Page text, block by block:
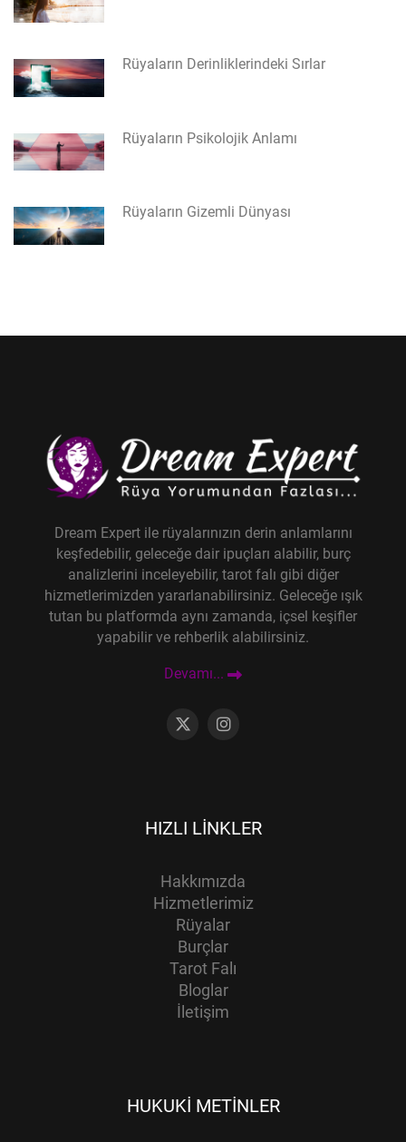
Rüyaların Derinliklerindeki Sırlar
Rüyaların Psikolojik Anlamı
Rüyaların Gizemli Dünyası
Dream Expert ile rüyalarınızın derin anlamlarını
keşfedebilir, geleceğe dair ipuçları alabilir, burç
analizlerini inceleyebilir, tarot falı gibi diğer
hizmetlerimizden yararlanabilirsiniz. Geleceğe ışık
tutan bu platformda aynı zamanda, içsel keşifler
yapabilir ve rehberlik alabilirsiniz.
Devamı...
HIZLI LINKLER
Hakkımızda
Hizmetlerimiz
Rüyalar
Burçlar
Tarot Falı
Bloglar
İletişim
HUKUKI METINLER